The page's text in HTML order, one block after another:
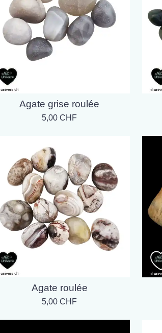
Agate grise roulée
5,00 CHF
Agate roulée
5,00 CHF